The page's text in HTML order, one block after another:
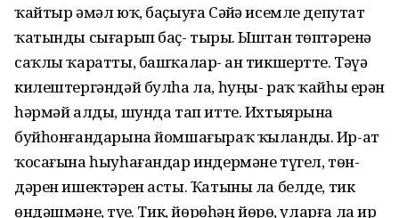
ҡайтыр әмәл юҡ, баҫыуға Сәйҙә исемле депутат
ҡатынды сығарып баҫ- тырҙы. Ыштан төптәренә
саҡлы ҡаратты, башҡалар- ҙан тикшертте. Тәүҙә
килештергәндәй булһа ла, һуңы- раҡ ҡайһы ерҙән
һәрмәй алды, шунда тап итте. Ихтыярына
буйһонғандарына йомшағыраҡ ҡыланды. Ир-ат
ҡосағына һыуһағандар индермәне түгел, төн-
дәрен ишектәрен асты. Ҡатыны ла белде, тик
өндәшмәне, түҙҙе. Тик, йөрөһәң йөрө, уларға ла ир